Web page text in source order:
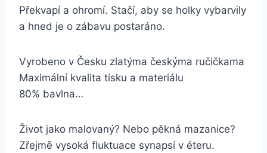
Překvapí a ohromí. Stačí, aby se holky vybarvily
a hned je o zábavu postaráno.
Vyrobeno v Česku zlatýma českýma ručičkama
Maximální kvalita tisku a materiálu
80% bavlna…
Život jako malovaný? Nebo pěkná mazanice?
Zřejmě vysoká fluktuace synapsí v éteru.